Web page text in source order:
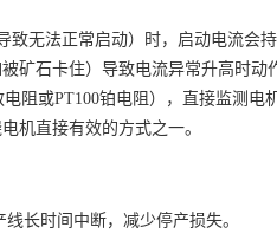
致无法正常启动）时，启动电流会
矿石卡住）导致电流异常升高时动
电阻或PT100铂电阻），直接监测电
机直接有效的方式之一。
长时间中断，减少停产损失。